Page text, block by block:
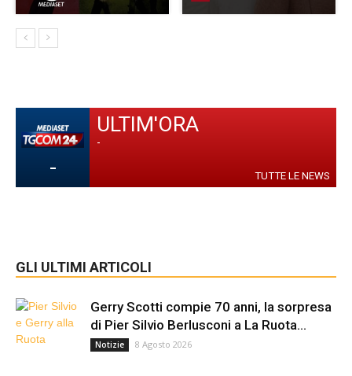
-
ULTIM'ORA
-
TUTTE LE NEWS
GLI ULTIMI ARTICOLI
Gerry Scotti compie 70 anni, la sorpresa
di Pier Silvio Berlusconi a La Ruota...
Notizie 8 Agosto 2026